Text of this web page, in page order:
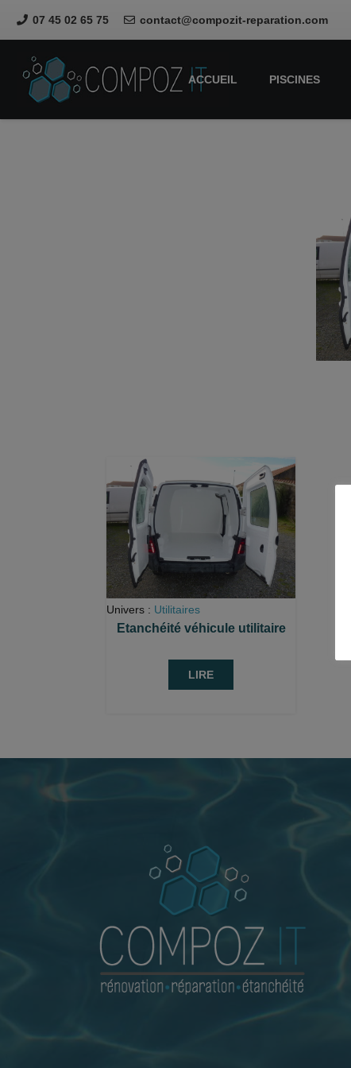
07 45 02 65 75 contact@compozit-reparation.com
ACCUEIL PISCINES
Univers : Utilitaires
Etanchéité véhicule utilitaire
LIRE